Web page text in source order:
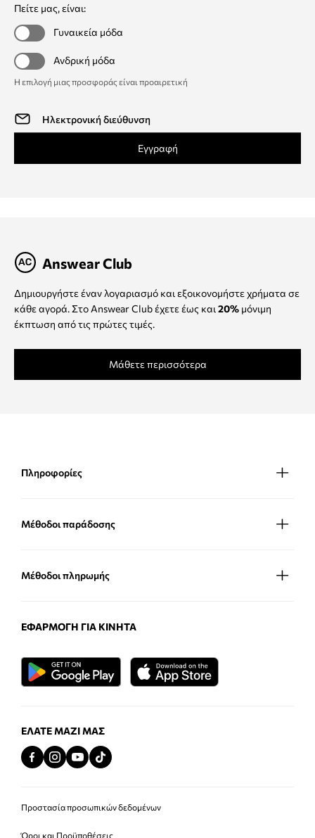
Πείτε μας, είναι:
Γυναικεία μόδα
Ανδρική μόδα
Η επιλογή μιας προσφοράς είναι προαιρετική
Εγγραφή
Answear Club
Δημιουργήστε έναν λογαριασμό και εξοικονομήστε χρήματα σε
κάθε αγορά. Στο Answear Club έχετε έως και 20% μόνιμη
έκπτωση από τις πρώτες τιμές.
Μάθετε περισσότερα
Πληροφορίες
Μέθοδοι παράδοσης
Μέθοδοι πληρωμής
ΕΦΑΡΜΟΓΉ ΓΙΑ ΚΙΝΗΤΆ
ΕΛΆΤΕ ΜΑΖΊ ΜΑΣ
Προστασία προσωπικών δεδομένων
Όροι και Προϋποθέσεις